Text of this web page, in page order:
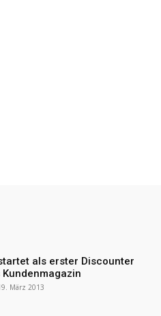
als erster Discounter
März 2013